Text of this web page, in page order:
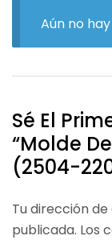
Aún no
Sé El
“Molde
(2504-
Tu dirección
publicada. Los